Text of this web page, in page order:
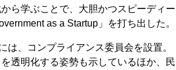
ら学ぶことで、大胆かつスピーディー
as a Startup」を打ち出した。
、コンプライアンス委員会を設置。
透明化する姿勢も示しているほか、民